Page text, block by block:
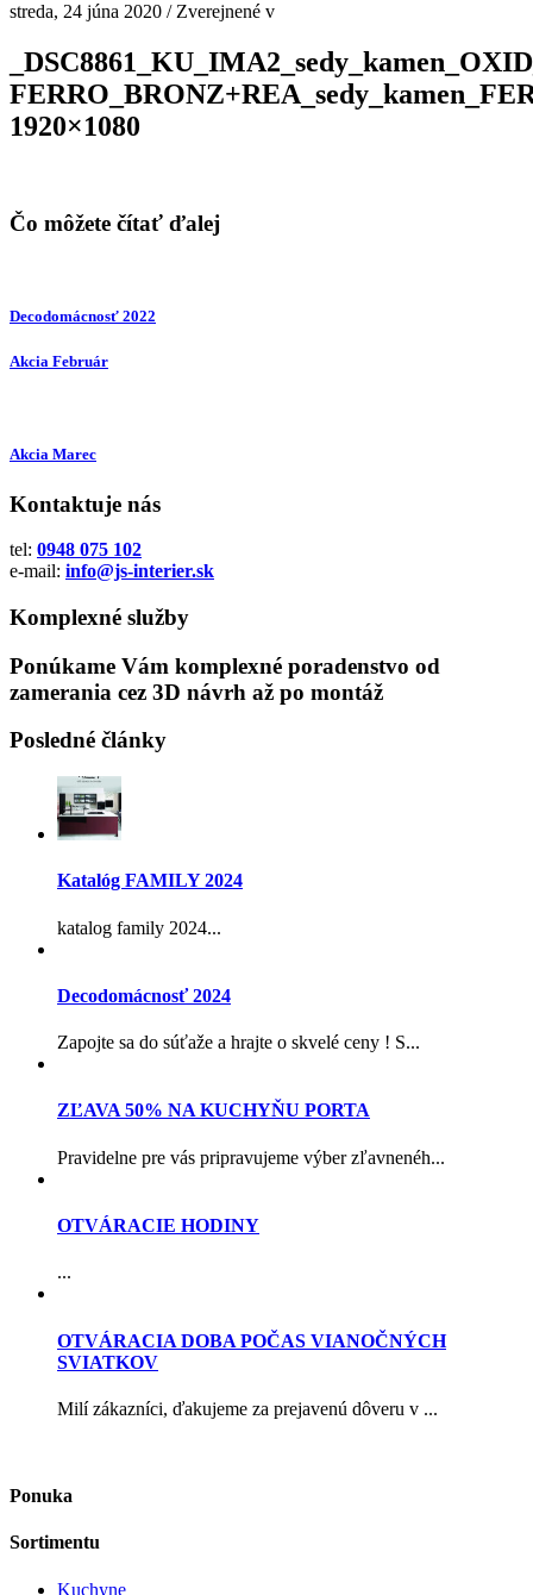
streda, 24 júna 2020 /Zverejnené v
1920×1080
Čo môžete čítať ďalej
Decodomácnosť 2022
Akcia Február
Akcia Marec
Kontaktuje nás
tel: 0948 075 102
e-mail: info@js-interier.sk
Komplexné služby
Ponúkame Vám komplexné poradenstvo od
zamerania cez 3D návrh až po montáž
Posledné články
Katalóg FAMILY 2024
katalog family 2024...
Decodomácnosť 2024
Zapojte sa do súťaže a hrajte o skvelé ceny ! S...
ZĽAVA 50% NA KUCHYŇU PORTA
Pravidelne pre vás pripravujeme výber zľavnenéh...
OTVÁRACIE HODINY
...
OTVÁRACIA DOBA POČAS VIANOČNÝCH
SVIATKOV
Milí zákazníci, ďakujeme za prejavenú dôveru v ...
Ponuka
Sortimentu
Kuchyne